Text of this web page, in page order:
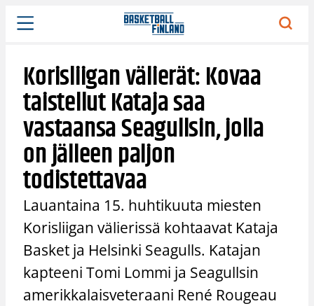
Siirry
sisältöön
Korisliigan välierät: Kovaa
taistellut Kataja saa
vastaansa Seagullsin, jolla
on jälleen paljon
todistettavaa
Lauantaina 15. huhtikuuta miesten
Korisliigan välierissä kohtaavat Kataja
Basket ja Helsinki Seagulls. Katajan
kapteeni Tomi Lommi ja Seagullsin
amerikkalaisveteraani René Rougeau